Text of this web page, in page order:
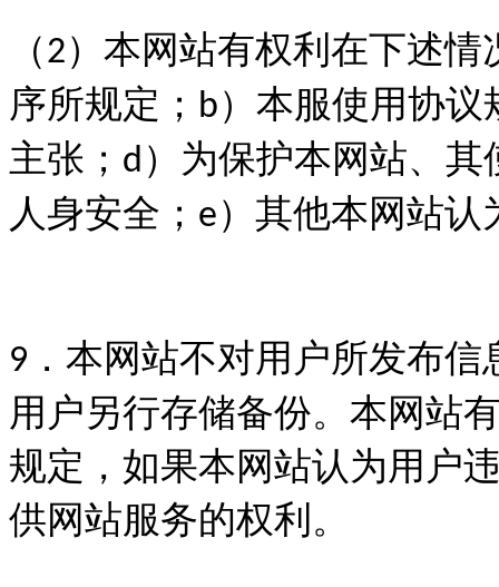
（2）本网站有权利在下述
序所规定； b）本服使用协议
主张； d ）为保护本网站、
人身安全； e）其他本网站认
9 ．本网站不对用户所发布
用户另行存储备份。本网站
规定，如果本网站认为用户
供网站服务的权利。